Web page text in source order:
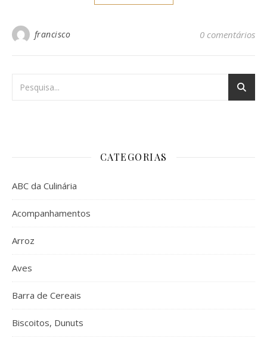
francisco 0 comentários
CATEGORIAS
ABC da Culinária
Acompanhamentos
Arroz
Aves
Barra de Cereais
Biscoitos, Dunuts